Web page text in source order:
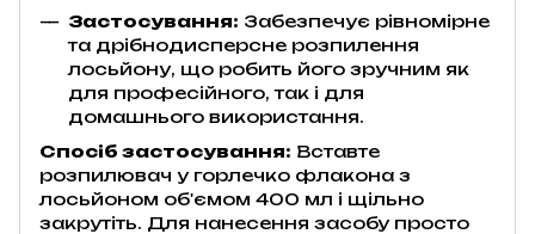
Застосування: Забезпечує рівномірне
та дрібнодисперсне розпилення
лосьйону, що робить його зручним як
для професійного, так і для
домашнього використання.
Спосіб застосування: Вставте
розпилювач у горлечко флакона з
лосьйоном об'ємом 400 мл і щільно
закрутіть. Для нанесення засобу просто